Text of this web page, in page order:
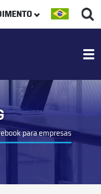
para empresas